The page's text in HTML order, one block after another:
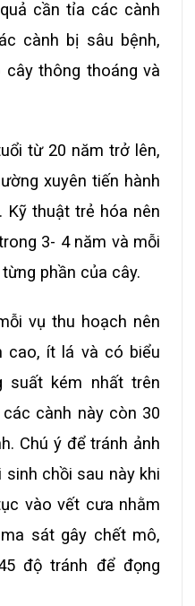
cần tỉa các cành
cành bị sâu bệnh,
thông thoáng và
từ 20 năm trở lên,
xuyên tiến hành
thuật trẻ hóa nên
3- 4 năm và mỗi
phần của cây.
vụ thu hoạch nên
cao, ít lá và có biểu
suất kém nhất trên
cành này còn 30
Chú ý để tránh ảnh
chồi sau này khi
vào vết cưa nhằm
sát gây chết mô,
độ tránh để đọng